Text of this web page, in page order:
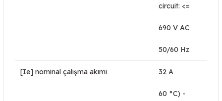
circuit: <=
690 V AC
50/60 Hz
[Ie] nominal çalışma akımı 32 A
60 °C) -